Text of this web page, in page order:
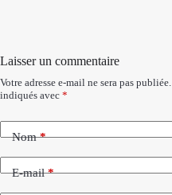
Laisser un commentaire
Votre adresse e-mail ne sera pas publiée.
indiqués avec *
Nom*
E-mail*